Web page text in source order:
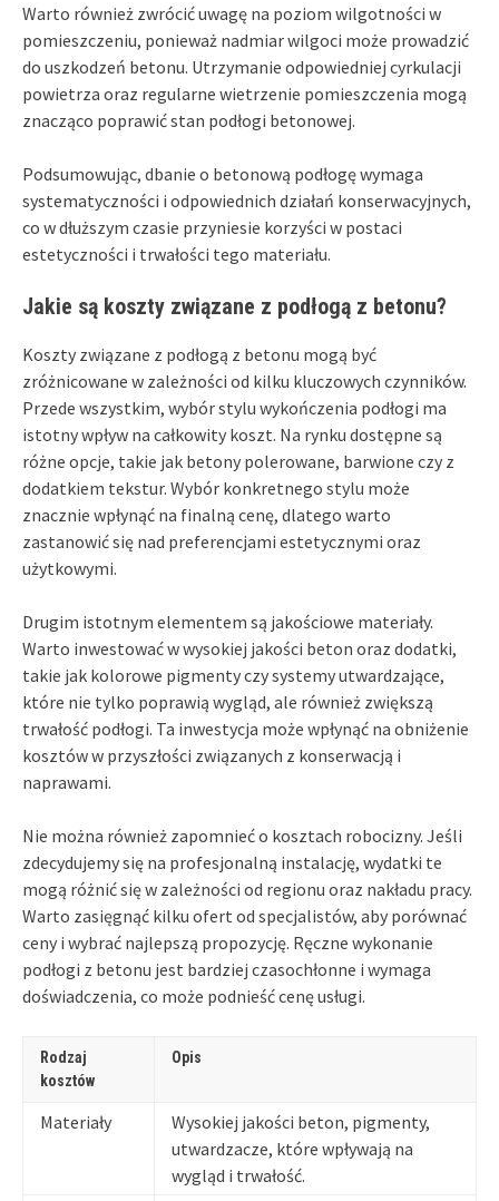
Warto również zwrócić uwagę na poziom wilgotności w
pomieszczeniu, ponieważ nadmiar wilgoci może prowadzić
do uszkodzeń betonu. Utrzymanie odpowiedniej cyrkulacji
powietrza oraz regularne wietrzenie pomieszczenia mogą
znacząco poprawić stan podłogi betonowej.
Podsumowując, dbanie o betonową podłogę wymaga
systematyczności i odpowiednich działań konserwacyjnych,
co w dłuższym czasie przyniesie korzyści w postaci
estetyczności i trwałości tego materiału.
Jakie są koszty związane z podłogą z betonu?
Koszty związane z podłogą z betonu mogą być
zróżnicowane w zależności od kilku kluczowych czynników.
Przede wszystkim, wybór stylu wykończenia podłogi ma
istotny wpływ na całkowity koszt. Na rynku dostępne są
różne opcje, takie jak betony polerowane, barwione czy z
dodatkiem tekstur. Wybór konkretnego stylu może
znacznie wpłynąć na finalną cenę, dlatego warto
zastanowić się nad preferencjami estetycznymi oraz
użytkowymi.
Drugim istotnym elementem są jakościowe materiały.
Warto inwestować w wysokiej jakości beton oraz dodatki,
takie jak kolorowe pigmenty czy systemy utwardzające,
które nie tylko poprawią wygląd, ale również zwiększą
trwałość podłogi. Ta inwestycja może wpłynąć na obniżenie
kosztów w przyszłości związanych z konserwacją i
naprawami.
Nie można również zapomnieć o kosztach robocizny. Jeśli
zdecydujemy się na profesjonalną instalację, wydatki te
mogą różnić się w zależności od regionu oraz nakładu pracy.
Warto zasięgnąć kilku ofert od specjalistów, aby porównać
ceny i wybrać najlepszą propozycję. Ręczne wykonanie
podłogi z betonu jest bardziej czasochłonne i wymaga
doświadczenia, co może podnieść cenę usługi.
Rodzaj
kosztów
Opis
Materiały
Wysokiej jakości beton, pigmenty,
utwardzacze, które wpływają na
wygląd i trwałość.